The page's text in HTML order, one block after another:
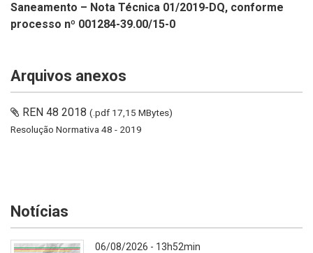
Saneamento – Nota Técnica 01/2019-DQ, conforme
processo nº 001284-39.00/15-0
Arquivos anexos
REN 48 2018 (.pdf 17,15 MBytes)
Resolução Normativa 48 - 2019
Notícias
06/08/2026 - 13h52min